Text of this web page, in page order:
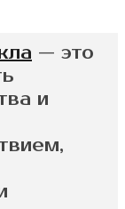
— это
и